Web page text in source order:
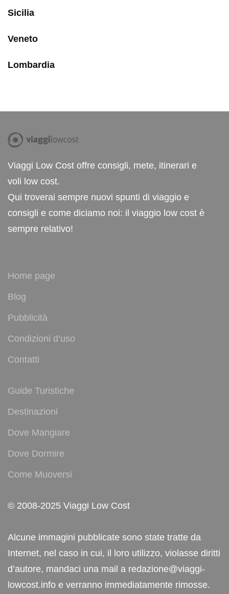
Sicilia
Veneto
Lombardia
Viaggi Low Cost offre consigli, mete, itinerari e
voli low cost.
Qui troverai sempre nuovi spunti di viaggio e
consigli e come diciamo noi: il viaggio low cost è
sempre relativo!
Home page
Blog
Pubblicità
Condizioni d’uso
Contatti
Guide Turistiche
Destinazioni
Dove Mangiare
Dove Dormire
Come Muoversi
© 2008-2025 Viaggi Low Cost
Alcune immagini pubblicate sono state tratte da
Internet, nel caso in cui, il loro utilizzo, violasse diritti
d’autore, mandaci una mail a redazione@viaggi-
lowcost.info e verranno immediatamente rimosse.